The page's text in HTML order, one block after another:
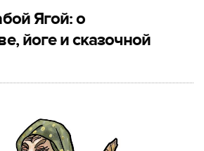
Ягой: о
йоге и сказочной